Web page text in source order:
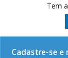
Tem
Cadastre-se e